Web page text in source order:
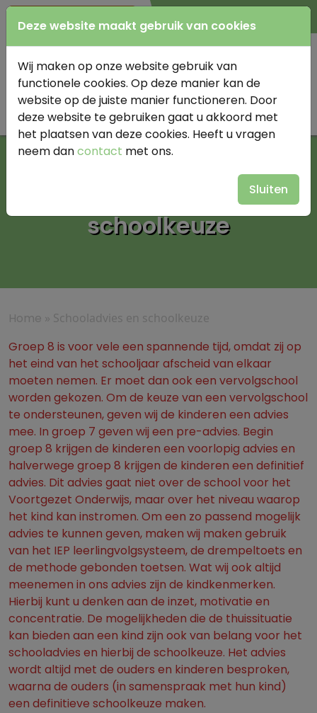
0345 614977
Schooladvies en
schoolkeuze
Home » Schooladvies en schoolkeuze
Groep 8 is voor vele een spannende tijd, omdat zij op
het eind van het schooljaar afscheid van elkaar
moeten nemen. Er moet dan ook een vervolgschool
worden gekozen. Om de keuze van een vervolgschool
te ondersteunen, geven wij de kinderen een advies
mee. In groep 7 geven wij een pre-advies. Begin
groep 8 krijgen de kinderen een voorlopig advies en
halverwege groep 8 krijgen de kinderen een definitief
advies. Dit advies gaat niet over de school voor het
Voortgezet Onderwijs, maar over het niveau waarop
het kind kan instromen. Om een zo passend mogelijk
advies te kunnen geven, maken wij maken gebruik
van het IEP leerlingvolgsysteem, de drempeltoets en
de methode gebonden toetsen. Wat wij ook altijd
meenemen in ons advies zijn de kindkenmerken.
Hierbij kunt u denken aan de inzet, motivatie en
concentratie. De mogelijkheden die de thuissituatie
kan bieden aan een kind zijn ook van belang voor het
schooladvies en hierbij de schoolkeuze. Het advies
wordt altijd met de ouders en kinderen besproken,
waarna de ouders (in samenspraak met hun kind)
een definitieve schoolkeuze maken.
Deze website maakt gebruik van cookies
Wij maken op onze website gebruik van
functionele cookies. Op deze manier kan de
website op de juiste manier functioneren. Door
deze website te gebruiken gaat u akkoord met
het plaatsen van deze cookies. Heeft u vragen
neem dancontact met ons.
Sluiten